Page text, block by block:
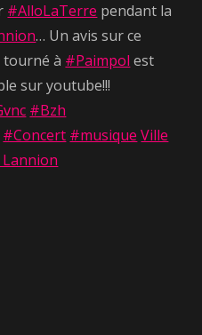
#AlloLaTerre pendant la
… Un avis sur ce
tourné à #Paimpol est
sur youtube!!!
#Bzh
#Concert #musique Ville